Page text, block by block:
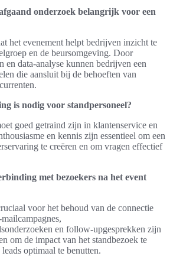
onderzoek belangrijk voor een
het evenement helpt bedrijven inzicht te
en de beursomgeving. Door
en data-analyse kunnen bedrijven een
die aansluit bij de behoeften van
is nodig voor standpersoneel?
goed getraind zijn in klantenservice en
en kennis zijn essentieel om een
te creëren en om vragen effectief
met bezoekers na het event
voor het behoud van de connectie
en follow-upgesprekken zijn
om de impact van het standbezoek te
optimaal te benutten.